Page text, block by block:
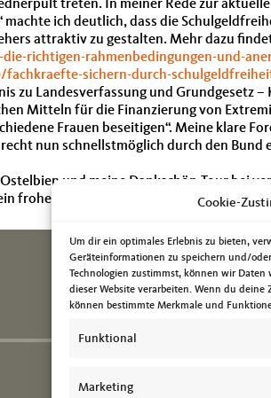
Cookie-
Um dir ein optimales Erlebnis zu bieten,
Geräteinformationen zu speichern und/
Technologien zustimmst, können wir
dieser Website verarbeiten. Wenn du
können bestimmte Merkmale und
Funktional
Marketing
treten. In meiner Rede zur
ich deutlich, dass die
attraktiv zu gestalten. Mehr dazu
richtigen-rahmenbedingungen-und-
fachkraefte-sichern-durch-
zu Landesverfassung und Grundgesetz –
Mitteln für die Finanzierung von
Frauen beseitigen“. Meine klare
nun schnellstmöglich durch den Bund
und meine Dankschön-Tour bei
frohes und gesegnetes Weihnachtsfest